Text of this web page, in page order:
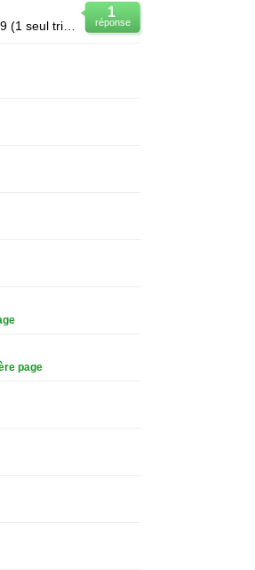
1
réponse
Debut de carriere 1 juillet 1967 j'ai 168 trimestre validé fin 2009 (1 seul trimestre pris en 1967)
page